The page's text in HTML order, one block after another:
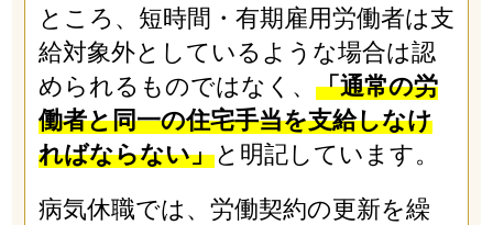
ところ、短時間・有期雇用労働者は支
給対象外としているような場合は認
められるものではなく、 「通常の労
働者と同一の住宅手当を支給しなけ
ればならない」と明記しています。
病気休職では、労働契約の更新を繰